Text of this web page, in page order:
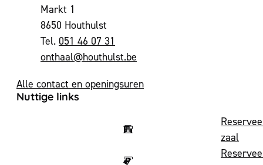
Markt 1
,8650 Houthulst
051 46 07 31
E-mailonthaal@houthulst.be
Alle contact en openingsuren
Nuttige links
zaal